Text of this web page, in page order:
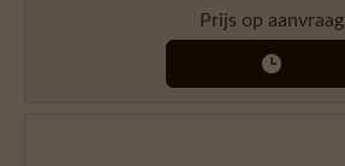
Prijs op aanvraag